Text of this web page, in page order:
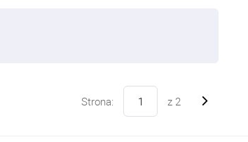
Strona: z 2